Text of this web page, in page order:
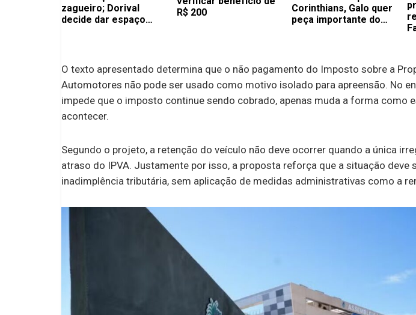
zagueiro; Dorival
decide dar espaço
R$ 200
Corinthians, Galo quer
peça importante do
O texto apresentado determina que o não pagamento do Imposto sobre a
Automotores não pode ser usado como motivo isolado para apreensão. No
impede que o imposto continue sendo cobrado, apenas muda a forma como
acontecer.
Segundo o projeto, a retenção do veículo não deve ocorrer quando a única
atraso do IPVA. Justamente por isso, a proposta reforça que a situação deve
inadimplência tributária, sem aplicação de medidas administrativas como a